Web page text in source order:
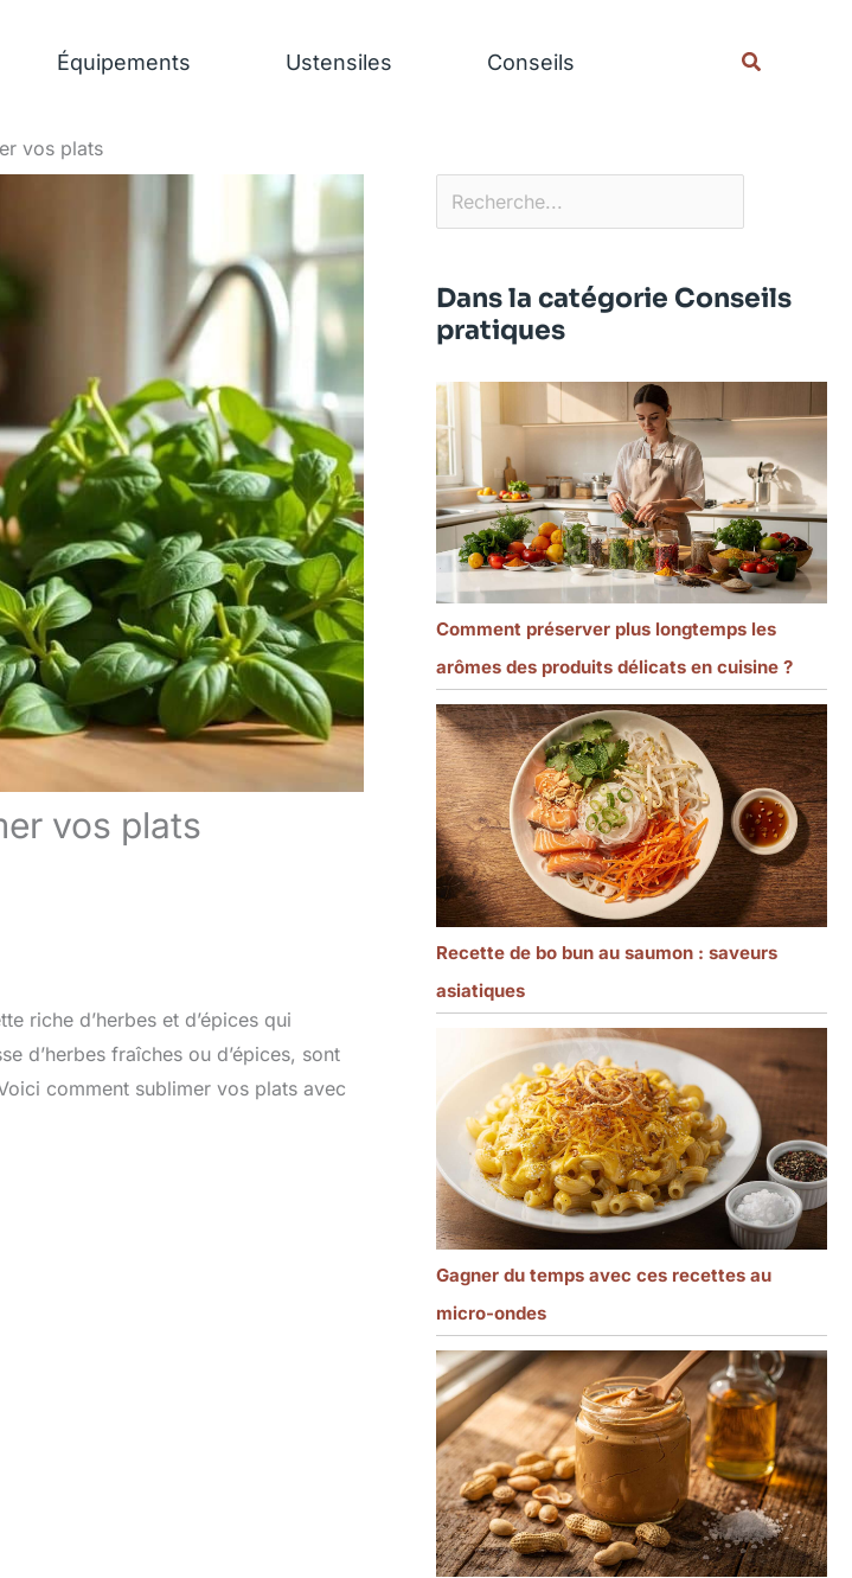
Équipements Ustensiles Conseils
vos plats
vos plats
riche d’herbes et d’épices qui
d’herbes fraîches ou d’épices, sont
comment sublimer vos plats avec
Dans la catégorie Conseils
pratiques
Comment préserver plus longtemps les
arômes des produits délicats en cuisine ?
Recette de bo bun au saumon : saveurs
asiatiques
Gagner du temps avec ces recettes au
micro-ondes